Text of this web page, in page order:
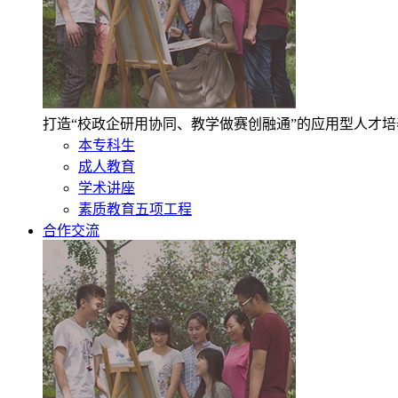
打造“校政企研用协同、教学做赛创融通”的应用型人才培
本专科生
成人教育
学术讲座
素质教育五项工程
合作交流